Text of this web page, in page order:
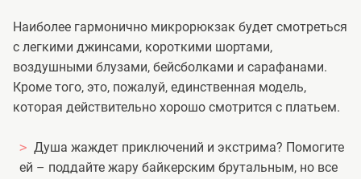
Наиболее гармонично микрорюкзак будет смотреться
с легкими джинсами, короткими шортами,
воздушными блузами, бейсболками и сарафанами.
Кроме того, это, пожалуй, единственная модель,
которая действительно хорошо смотрится с платьем.
Душа жаждет приключений и экстрима? Помогите
ей – поддайте жару байкерским брутальным, но все